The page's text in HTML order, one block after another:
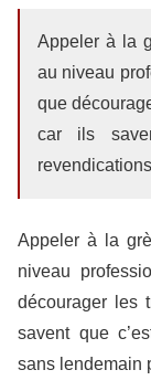
Appeler à la
au niveau
que
car ils
Appeler à la
niveau
décourager les
savent que
sans lendemain